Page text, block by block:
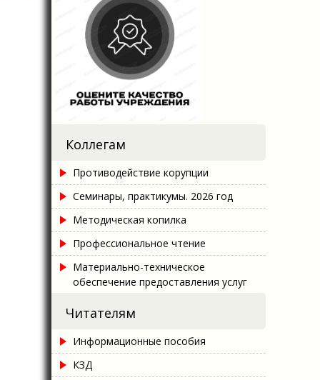
Коллегам
Противодействие корупции
Семинары, практикумы. 2026 год
Методическая копилка
Профессиональное чтение
Материально-техническое
обеспечение предоставления услуг
Читателям
Информационные пособия
КЗД